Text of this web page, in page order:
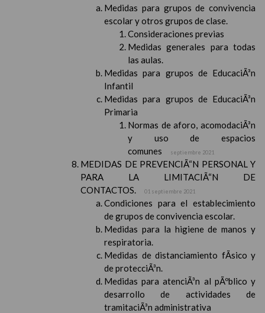
Medidas para grupos de convivencia
escolar y otros grupos de clase.
Consideraciones previas
Medidas generales para todas
las aulas.
Medidas para grupos de EducaciÃ³n
Infantil
Medidas para grupos de EducaciÃ³n
Primaria
Normas de aforo, acomodaciÃ³n
y uso de espacios
comunes
septiembre 2021
MEDIDAS DE PREVENCIÃ“N PERSONAL Y
PARA LA LIMITACIÃ“N DE
CONTACTOS.
01 septiembre 2021
Condiciones para el establecimiento
de grupos de convivencia escolar.
Medidas para la higiene de manos y
respiratoria.
Medidas de distanciamiento fÃ­sico y
de protecciÃ³n.
Medidas para atenciÃ³n al pÃºblico y
desarrollo de actividades de
tramitaciÃ³n administrativa